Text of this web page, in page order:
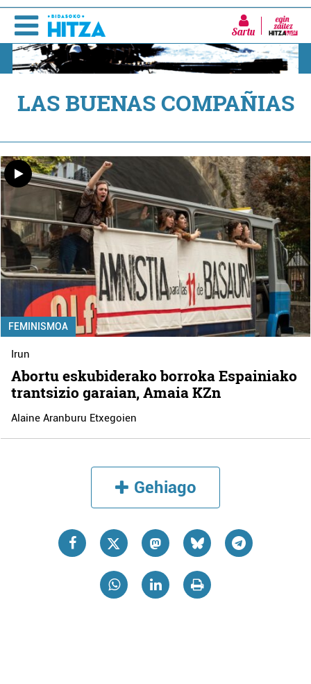
Sartu
LAS BUENAS COMPAÑIAS
FEMINISMOA
Irun
Abortu eskubiderako borroka Espainiako
trantsizio garaian, Amaia KZn
Alaine Aranburu Etxegoien
Gehiago